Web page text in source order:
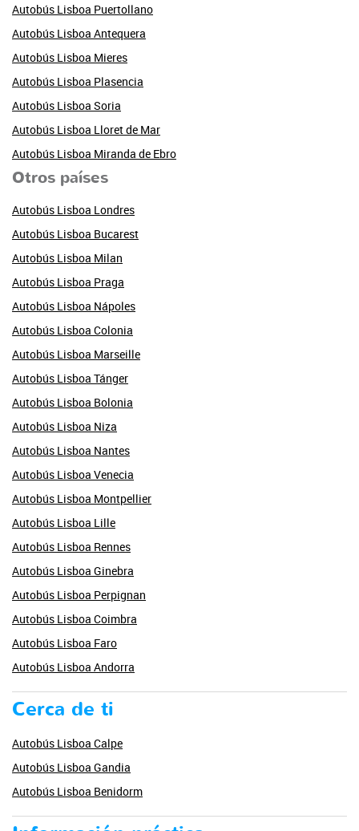
Autobús Lisboa Puertollano
Autobús Lisboa Antequera
Autobús Lisboa Mieres
Autobús Lisboa Plasencia
Autobús Lisboa Soria
Autobús Lisboa Lloret de Mar
Autobús Lisboa Miranda de Ebro
Otros países
Autobús Lisboa Londres
Autobús Lisboa Bucarest
Autobús Lisboa Milan
Autobús Lisboa Praga
Autobús Lisboa Nápoles
Autobús Lisboa Colonia
Autobús Lisboa Marseille
Autobús Lisboa Tánger
Autobús Lisboa Bolonia
Autobús Lisboa Niza
Autobús Lisboa Nantes
Autobús Lisboa Venecia
Autobús Lisboa Montpellier
Autobús Lisboa Lille
Autobús Lisboa Rennes
Autobús Lisboa Ginebra
Autobús Lisboa Perpignan
Autobús Lisboa Coimbra
Autobús Lisboa Faro
Autobús Lisboa Andorra
Cerca de ti
Autobús Lisboa Calpe
Autobús Lisboa Gandia
Autobús Lisboa Benidorm